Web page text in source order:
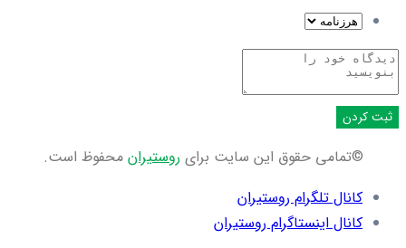
ثبت کردن
©تمامی حقوق این سایت برای روستیران محفوظ است.
کانال تلگرام روستیران
کانال اینستاگرام روستیران